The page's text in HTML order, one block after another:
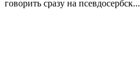
говорить сразу на псевдосербск...